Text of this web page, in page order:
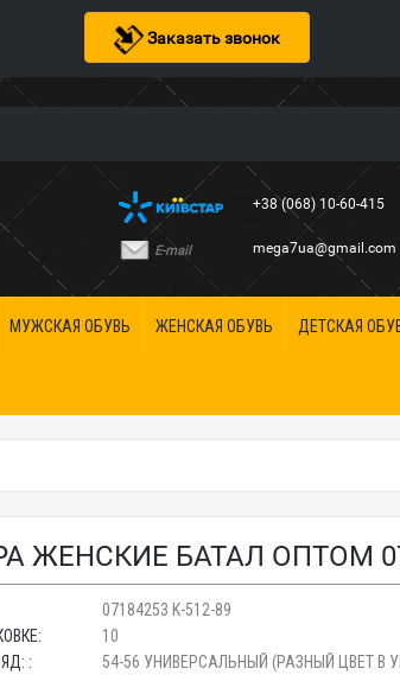
Заказать звонок
+38 (068) 10-60-415
E-mail mega7ua@gmail.com
МУЖСКАЯ ОБУВЬ ЖЕНСКАЯ ОБУВЬ ДЕТСКАЯ
ЖЕНСКИЕ БАТАЛ ОПТОМ
07184253 K-512-89
10
:
54-56 УНИВЕРСАЛЬНЫЙ (РАЗНЫЙ ЦВЕТ В